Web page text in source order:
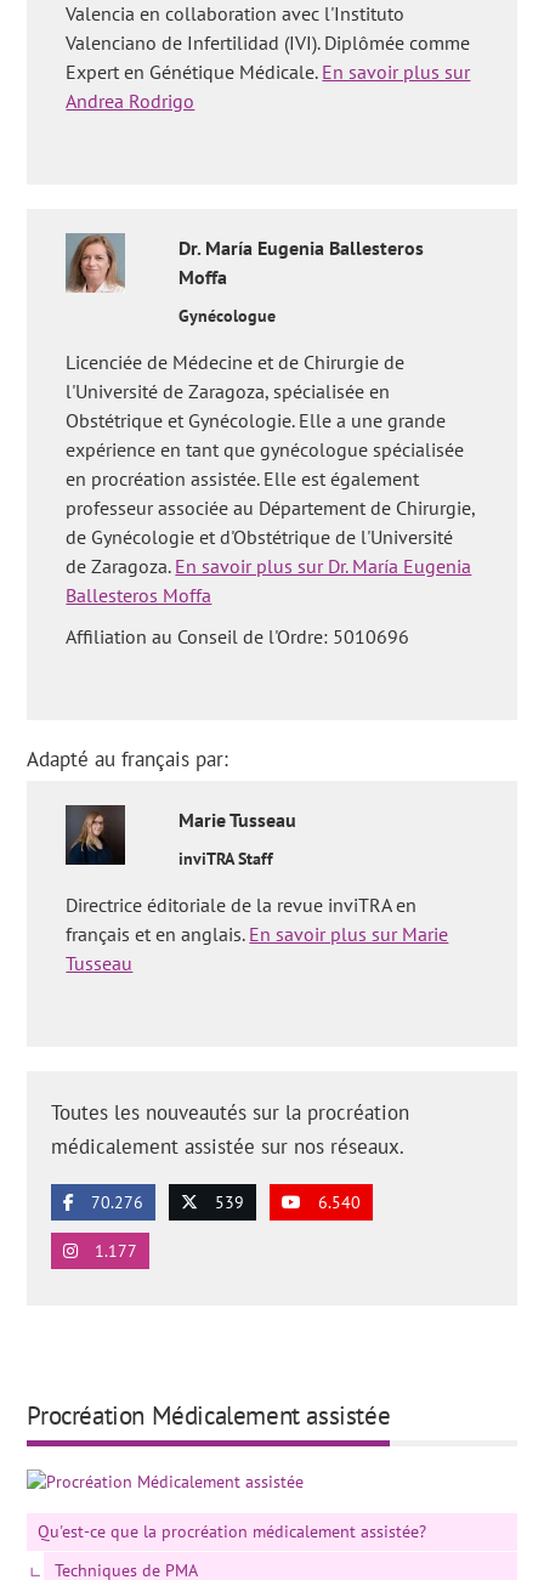
Valencia en collaboration avec l'Instituto
Valenciano de Infertilidad (IVI). Diplômée comme
Expert en Génétique Médicale. En savoir plus sur
Andrea Rodrigo
Dr. María Eugenia Ballesteros
Moffa
Gynécologue
Licenciée de Médecine et de Chirurgie de
l'Université de Zaragoza, spécialisée en
Obstétrique et Gynécologie. Elle a une grande
expérience en tant que gynécologue spécialisée
en procréation assistée. Elle est également
professeur associée au Département de Chirurgie,
de Gynécologie et d'Obstétrique de l'Université
de Zaragoza. En savoir plus sur Dr. María Eugenia
Ballesteros Moffa
Affiliation au Conseil de l'Ordre: 5010696
Adapté au français par:
MarieTusseau
inviTRA Staff
Directrice éditoriale de la revue inviTRA en
français et en anglais. En savoir plus sur Marie
Tusseau
Toutes les nouveautés sur la procréation
médicalement assistée sur nos réseaux.
70.276 539 6.540
1.177
Procréation Médicalement assistée
Qu'est-ce que la procréation médicalement assistée?
Techniques de PMA